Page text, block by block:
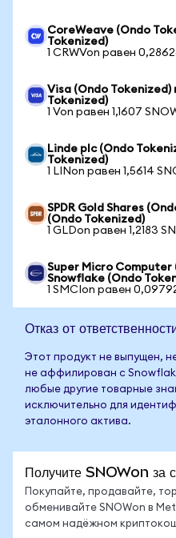
CoreWeave (Ondo
Tokenized)
1 CRWVon равен
Visa (Ondo Tokenized)
Tokenized)
1 Von равен 1,1607
Linde plc (Ondo
Tokenized)
1 LINon равен 1,5614
SPDR Gold Shares
(Ondo Tokenized)
1 GLDon равен 1,2183
Super Micro Computer
Snowflake (Ondo
1 SMCIon равен
Отказ от
Этот продукт не выпущен,
не аффилирован с
любые другие товарные
исключительно для
эталонного актива.
Получите SNOWon за
Покупайте, продавайте,
обменивайте SNOWon в
самом надёжном